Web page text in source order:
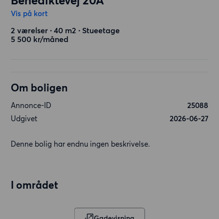
Vis på kort
2 værelser ∙ 40 m2 ∙ Stueetage
5 500 kr/måned
Om boligen
Annonce-ID
25088
Udgivet
2026-06-27
Denne bolig har endnu ingen beskrivelse.
I området